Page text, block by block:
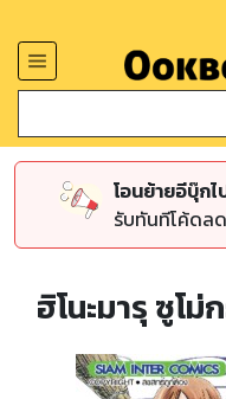
โอนย้ายอีบุ๊ก
รับทันทีโค้ดล
ฮิโนะมารุ ซูโม่